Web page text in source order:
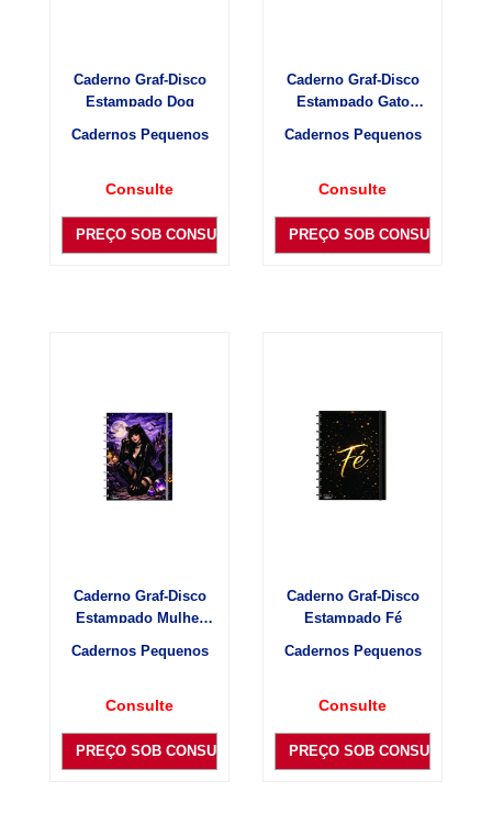
Caderno Graf-Disco
Estampado Dog
Cadernos Pequenos
Consulte
PREÇO SOB CONSULTA
Caderno Graf-Disco
Estampado Gato
Cadernos Pequenos
Consulte
PREÇO SOB CONSULTA
Caderno Graf-Disco
Estampado Mulher
Cadernos Pequenos
Consulte
PREÇO SOB CONSULTA
Caderno Graf-Disco
Estampado Fé
Cadernos Pequenos
Consulte
PREÇO SOB CONSULTA